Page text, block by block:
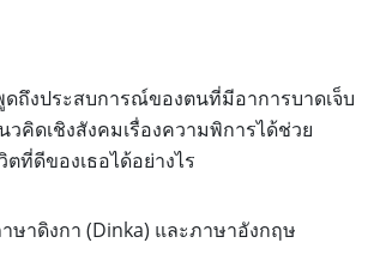
ถึงประสบการณ์ของตนที่มีอาการบาดเจ็บ
คิดเชิงสังคมเรื่องความพิการได้ช่วย
ดีของเธอได้อย่างไร
ษาดิงกา (Dinka) และภาษาอังกฤษ